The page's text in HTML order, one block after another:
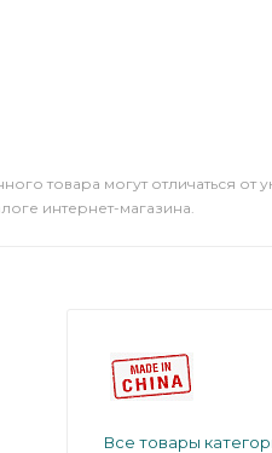
товара могут отличаться от
интернет-магазина.
Все товары